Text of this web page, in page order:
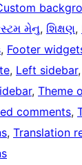
મેનુ, શિક્ષણ,
, Footer
, Left sidebar,
, Theme
comments,
, Translation